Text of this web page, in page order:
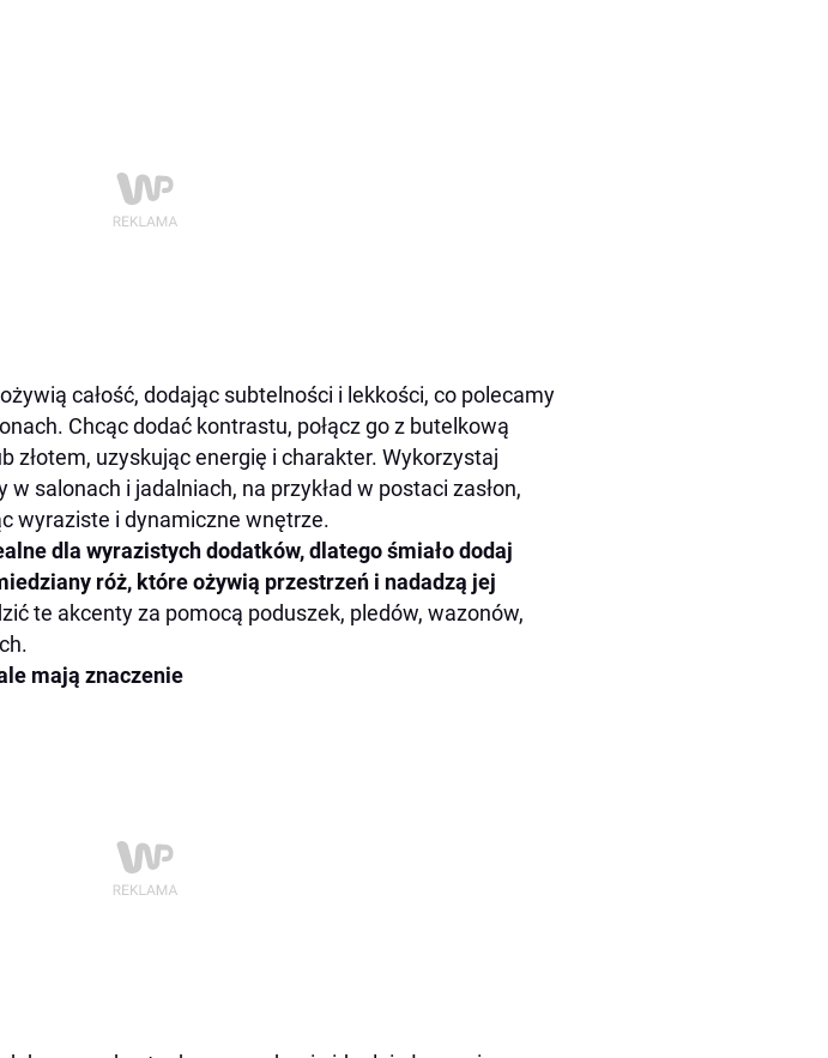
całość, dodając subtelności i lekkości, co polecamy
Chcąc dodać kontrastu, połącz go z butelkową
złotem, uzyskując energię i charakter. Wykorzystaj
salonach i jadalniach, na przykład w postaci zasłon,
wyraziste i dynamiczne wnętrze.
dla wyrazistych dodatków, dlatego śmiało dodaj
róż, które ożywią przestrzeń i nadadzą jej
te akcenty za pomocą poduszek, pledów, wazonów,
mają znaczenie